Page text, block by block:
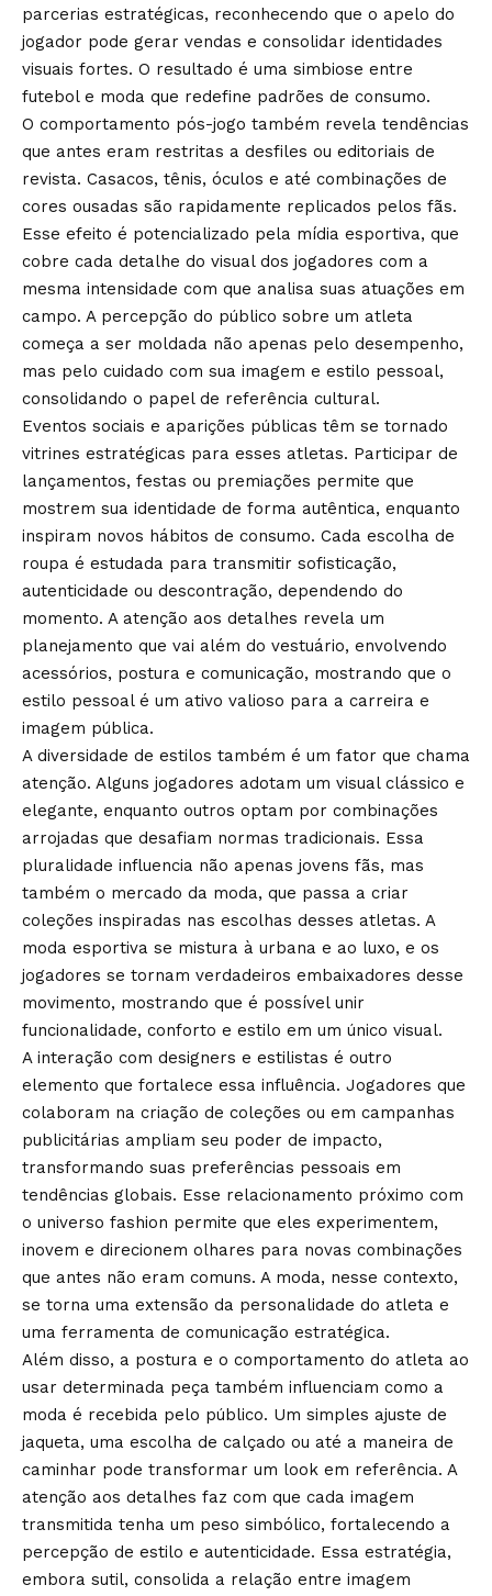
parcerias estratégicas, reconhecendo que o apelo do
jogador pode gerar vendas e consolidar identidades
visuais fortes. O resultado é uma simbiose entre
futebol e moda que redefine padrões de consumo.
O comportamento pós-jogo também revela tendências
que antes eram restritas a desfiles ou editoriais de
revista. Casacos, tênis, óculos e até combinações de
cores ousadas são rapidamente replicados pelos fãs.
Esse efeito é potencializado pela mídia esportiva, que
cobre cada detalhe do visual dos jogadores com a
mesma intensidade com que analisa suas atuações em
campo. A percepção do público sobre um atleta
começa a ser moldada não apenas pelo desempenho,
mas pelo cuidado com sua imagem e estilo pessoal,
consolidando o papel de referência cultural.
Eventos sociais e aparições públicas têm se tornado
vitrines estratégicas para esses atletas. Participar de
lançamentos, festas ou premiações permite que
mostrem sua identidade de forma autêntica, enquanto
inspiram novos hábitos de consumo. Cada escolha de
roupa é estudada para transmitir sofisticação,
autenticidade ou descontração, dependendo do
momento. A atenção aos detalhes revela um
planejamento que vai além do vestuário, envolvendo
acessórios, postura e comunicação, mostrando que o
estilo pessoal é um ativo valioso para a carreira e
imagem pública.
A diversidade de estilos também é um fator que chama
atenção. Alguns jogadores adotam um visual clássico e
elegante, enquanto outros optam por combinações
arrojadas que desafiam normas tradicionais. Essa
pluralidade influencia não apenas jovens fãs, mas
também o mercado da moda, que passa a criar
coleções inspiradas nas escolhas desses atletas. A
moda esportiva se mistura à urbana e ao luxo, e os
jogadores se tornam verdadeiros embaixadores desse
movimento, mostrando que é possível unir
funcionalidade, conforto e estilo em um único visual.
A interação com designers e estilistas é outro
elemento que fortalece essa influência. Jogadores que
colaboram na criação de coleções ou em campanhas
publicitárias ampliam seu poder de impacto,
transformando suas preferências pessoais em
tendências globais. Esse relacionamento próximo com
o universo fashion permite que eles experimentem,
inovem e direcionem olhares para novas combinações
que antes não eram comuns. A moda, nesse contexto,
se torna uma extensão da personalidade do atleta e
uma ferramenta de comunicação estratégica.
Além disso, a postura e o comportamento do atleta ao
usar determinada peça também influenciam como a
moda é recebida pelo público. Um simples ajuste de
jaqueta, uma escolha de calçado ou até a maneira de
caminhar pode transformar um look em referência. A
atenção aos detalhes faz com que cada imagem
transmitida tenha um peso simbólico, fortalecendo a
percepção de estilo e autenticidade. Essa estratégia,
embora sutil, consolida a relação entre imagem